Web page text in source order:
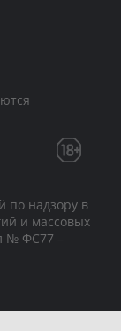
по надзору в
и массовых
№ ФС77 –